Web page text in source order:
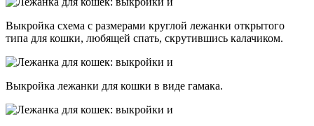
Выкройка схема с размерами круглой лежанки открытого
типа для кошки, любящей спать, скрутившись калачиком.
Выкройка лежанки для кошки в виде гамака.